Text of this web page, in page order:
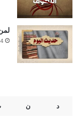
د ن